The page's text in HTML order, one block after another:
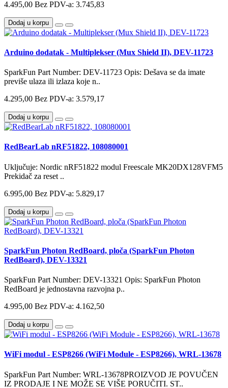
4.495,00 Bez PDV-a: 3.745,83
Dodaj u korpu
Arduino dodatak - Multiplekser (Mux Shield II), DEV-11723
SparkFun Part Number: DEV-11723 Opis: Dešava se da imate
previše ulaza ili izlaza koje n..
4.295,00 Bez PDV-a: 3.579,17
Dodaj u korpu
RedBearLab nRF51822, 108080001
Uključuje: Nordic nRF51822 modul Freescale MK20DX128VFM5
Prekidač za reset ..
6.995,00 Bez PDV-a: 5.829,17
Dodaj u korpu
SparkFun Photon RedBoard, ploča (SparkFun Photon
RedBoard), DEV-13321
SparkFun Part Number: DEV-13321 Opis: SparkFun Photon
RedBoard je jednostavna razvojna p..
4.995,00 Bez PDV-a: 4.162,50
Dodaj u korpu
WiFi modul - ESP8266 (WiFi Module - ESP8266), WRL-13678
SparkFun Part Number: WRL-13678PROIZVOD JE POVUČEN
IZ PRODAJE I NE MOŽE SE VIŠE PORUČITI. ST..